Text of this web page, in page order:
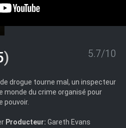
) 5.7/10
drogue tourne mal, un inspecteur
monde du crime organisé pour
pouvoir.
Producteur: Gareth Evans